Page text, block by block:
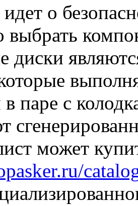
о
выбрать
диски
в паре с
может